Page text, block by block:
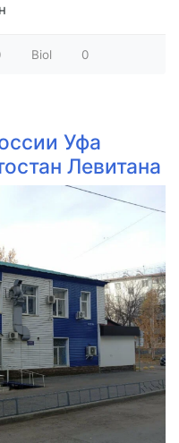
Biol 0
Уфа
Левитана